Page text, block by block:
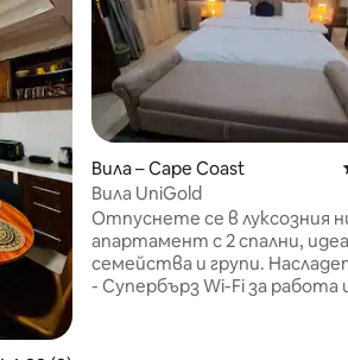
Вила – Cape Coast
Вила UniGold
Отпуснете се в луксозния
апартамент с 2 спални,
семейства и групи.
- Супербърз Wi-Fi за работа